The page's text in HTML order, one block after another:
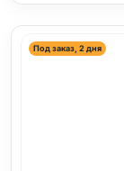
Под заказ, 2 дня